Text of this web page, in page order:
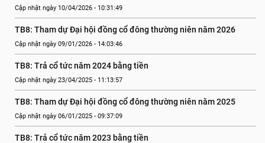
Cập nhật ngày 10/04/2026 - 10:31:49
TB8: Tham dự Đại hội đồng cổ đông thường niên năm 2026
Cập nhật ngày 09/01/2026 - 14:03:46
TB8: Trả cổ tức năm 2024 bằng tiền
Cập nhật ngày 23/04/2025 - 11:13:57
TB8: Tham dự Đại hội đồng cổ đông thường niên năm 2025
Cập nhật ngày 06/01/2025 - 09:37:09
TB8: Trả cổ tức năm 2023 bằng tiền